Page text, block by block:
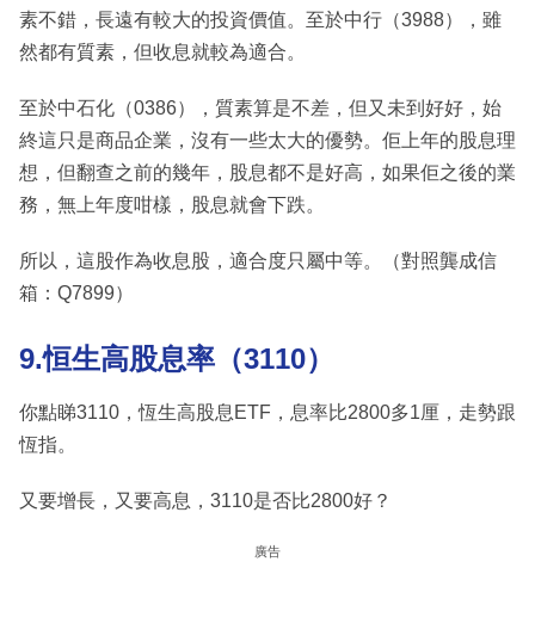
素不錯，長遠有較大的投資價值。至於中行（3988），雖
然都有質素，但收息就較為適合。
至於中石化（0386），質素算是不差，但又未到好好，始
終這只是商品企業，沒有一些太大的優勢。佢上年的股息理
想，但翻查之前的幾年，股息都不是好高，如果佢之後的業
務，無上年度咁樣，股息就會下跌。
所以，這股作為收息股，適合度只屬中等。（對照龔成信
箱：Q7899）
9.恒生高股息率（3110）
你點睇3110，恆生高股息ETF，息率比2800多1厘，走勢跟
恆指。
又要增長，又要高息，3110是否比2800好？
廣告